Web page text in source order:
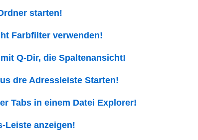
starten!
Farbfilter verwenden!
Q-Dir, die Spaltenansicht!
dre Adressleiste Starten!
Tabs in einem Datei Explorer!
Leiste anzeigen!